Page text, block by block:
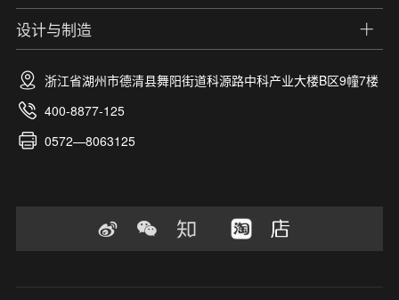
设计与制造
浙江省湖州市德清县舞阳街道科源路中科产业大楼B区9幢7楼
400-8877-125
0572—8063125